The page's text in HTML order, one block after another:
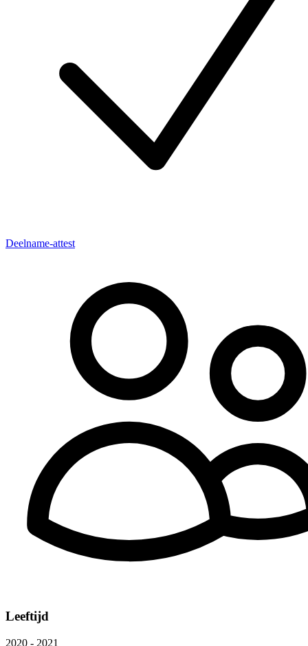
Deelname-attest
Leeftijd
2020 - 2021